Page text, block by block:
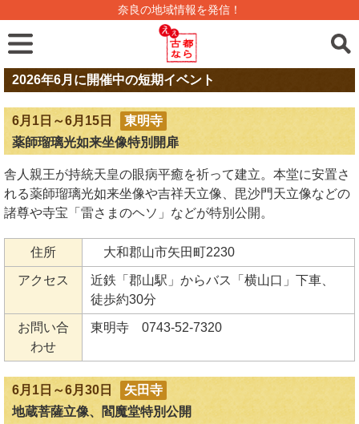
奈良の地域情報を発信！
2026年6月に開催中の短期イベント
6月1日～6月15日
東明寺
薬師瑠璃光如来坐像特別開扉
舎人親王が持統天皇の眼病平癒を祈って建立。本堂に安置さ
れる薬師瑠璃光如来坐像や吉祥天立像、毘沙門天立像などの
諸尊や寺宝「雷さまのヘソ」などが特別公開。
住所 大和郡山市矢田町2230
アクセス
近鉄「郡山駅」からバス「横山口」下車、
徒歩約30分
お問い合
わせ
東明寺 0743-52-7320
6月1日～6月30日
矢田寺
地蔵菩薩立像、閻魔堂特別公開